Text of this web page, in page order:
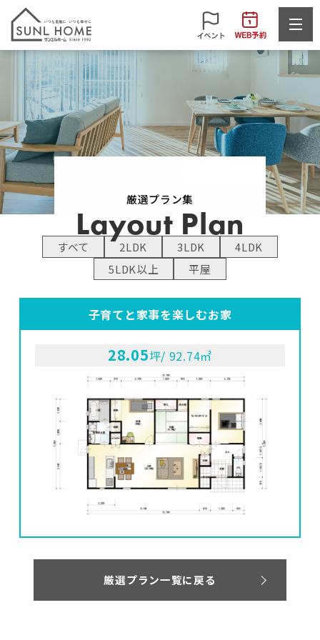
厳選プラン集
Layout Plan
すべて 2LDK 3LDK
4LDK
5LDK以上
平屋
子育てと家事を楽しむお家
28.05坪/ 92.74㎡
厳選プラン一覧に戻る